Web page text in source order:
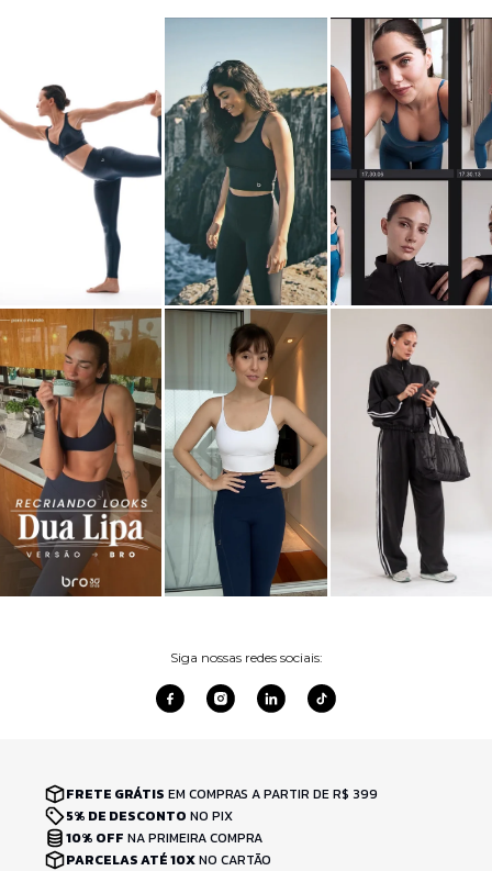
Siga nossas redes sociais:
FRETE GRÁTIS EM COMPRAS A PARTIR DE R$ 399
5% DE DESCONTO NO PIX
10% OFF NA PRIMEIRA COMPRA
PARCELAS ATÉ 10XNO CARTÃO